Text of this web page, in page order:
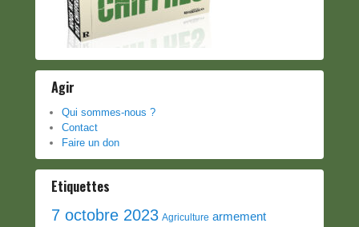
Agir
Qui sommes-nous ?
Contact
Faire un don
Etiquettes
7 octobre 2023 Agriculture armement